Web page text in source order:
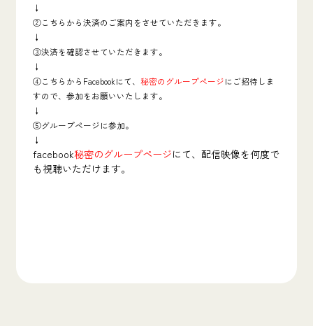
↓
②こちらから決済のご案内をさせていただきます。
↓
③決済を確認させていただきます。
↓
④こちらからFacebookにて、 秘密のグループページにご招待しま
すので、参加をお願いいたします。
↓
⑤グループページに参加。
↓
facebook秘密のグループページにて、配信映像を何度で
も視聴いただけます。